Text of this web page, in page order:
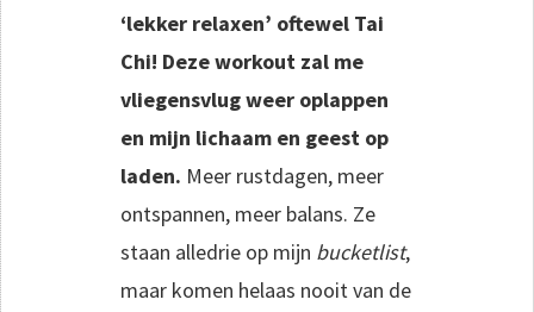
‘lekker relaxen’ oftewel Tai
Chi! Deze workout zal me
vliegensvlug weer oplappen
en mijn lichaam en geest op
laden. Meer rustdagen, meer
ontspannen, meer balans. Ze
staan alledrie op mijn bucketlist,
maar komen helaas nooit van de